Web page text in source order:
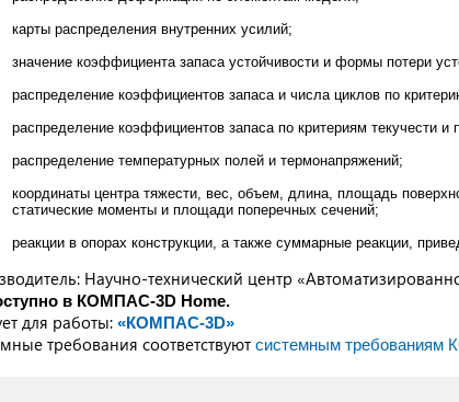
карты распределения внутренних усилий;
значение коэффициента запаса устойчивости и формы потери
распределение коэффициентов запаса и числа циклов по
распределение коэффициентов запаса по критериям текучести и
распределение температурных полей и термонапряжений;
координаты центра тяжести, вес, объем, длина, площадь
статические моменты и площади поперечных сечений;
реакции в опорах конструкции, а также суммарные реакции,
Научно-технический центр
в КОМПАС-3D Home.
для работы: «КОМПАС-3D»
требования соответствуют системным